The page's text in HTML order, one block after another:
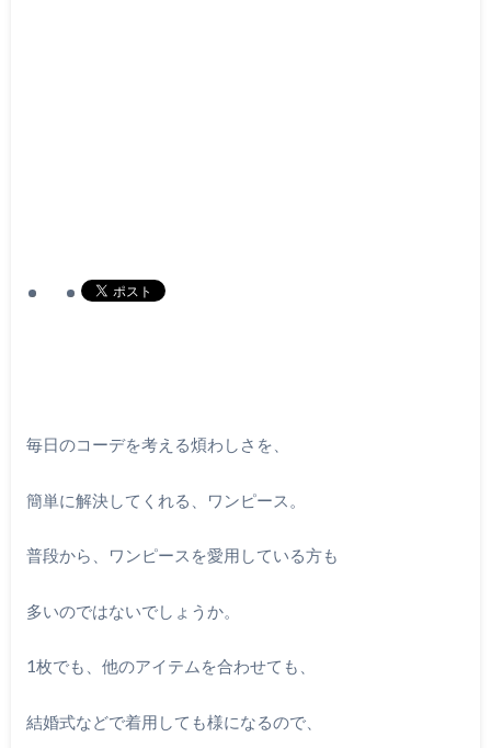
毎日のコーデを考える煩わしさを、
簡単に解決してくれる、ワンピース。
普段から、ワンピースを愛用している方も
多いのではないでしょうか。
1枚でも、他のアイテムを合わせても、
結婚式などで着用しても様になるので、